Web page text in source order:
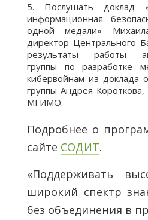
5. Послушать доклад
информационная
одной медали»
директор Центрального
результаты работы
группы по разработке
кибервойнам из доклада
группы Андрея
МГИМО.
Подробнее о
сайте СОДИТ.
«Поддерживать
широкий спектр
без объединения в